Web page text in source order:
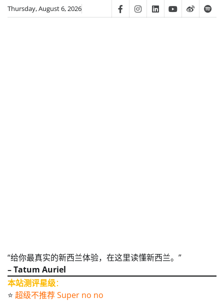
SkipThursday, August 6, 2026 FacebookInstagram
LinkedinYoutube
Weibo
“给你最真实的新西兰体验，在这里读懂新西兰。”
– Tatum Auriel
本站测评星级：
⭐️ 超级不推荐 Super no no